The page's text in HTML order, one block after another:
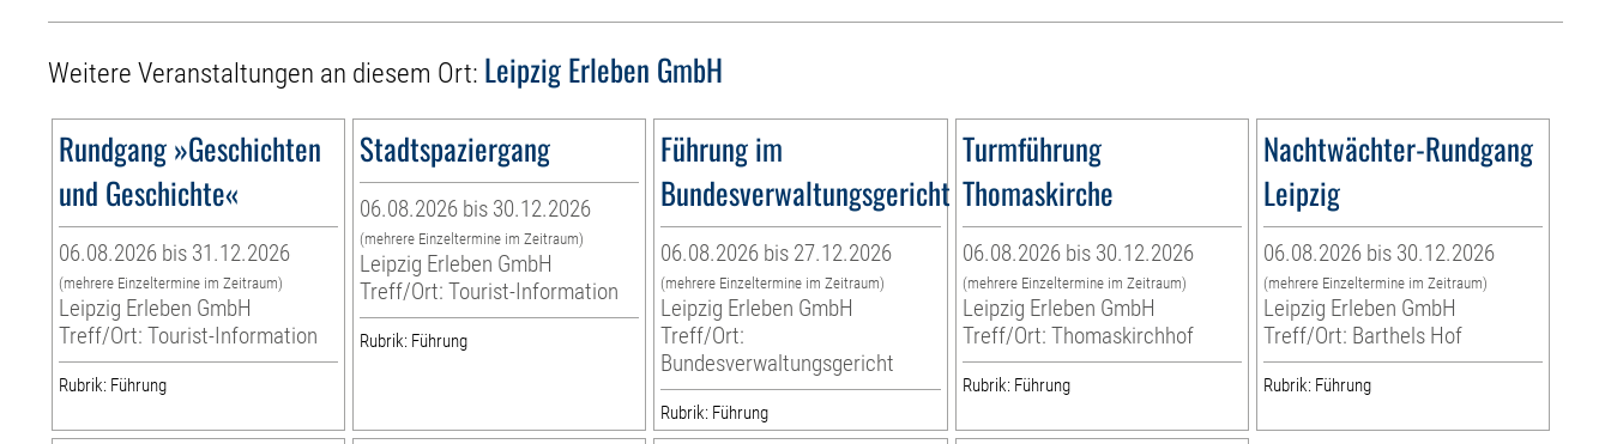
Weitere Veranstaltungen an diesem Ort: Leipzig Erleben GmbH
Rundgang »Geschichten
und Geschichte«
06.08.2026 bis 31.12.2026
(mehrere Einzeltermine im Zeitraum)
Leipzig Erleben GmbH
Treff/Ort: Tourist-Information
Rubrik: Führung
Stadtspaziergang
06.08.2026 bis 30.12.2026
(mehrere Einzeltermine im Zeitraum)
Leipzig Erleben GmbH
Treff/Ort: Tourist-Information
Rubrik: Führung
Führung im
Bundesverwaltungsgericht
06.08.2026 bis 27.12.2026
(mehrere Einzeltermine im Zeitraum)
Leipzig Erleben GmbH
Treff/Ort:
Bundesverwaltungsgericht
Rubrik: Führung
Turmführung
Thomaskirche
06.08.2026 bis 30.12.2026
(mehrere Einzeltermine im Zeitraum)
Leipzig Erleben GmbH
Treff/Ort: Thomaskirchhof
Rubrik: Führung
Nachtwächter-Rundgang
Leipzig
06.08.2026 bis 30.12.2026
(mehrere Einzeltermine im Zeitraum)
Leipzig Erleben GmbH
Treff/Ort: Barthels Hof
Rubrik: Führung